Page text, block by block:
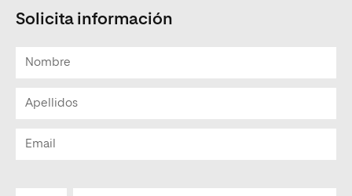
Solicita información